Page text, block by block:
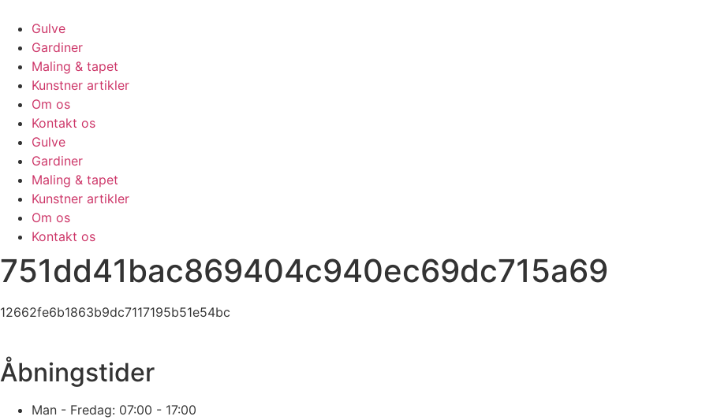
content
Gulve
Gardiner
Maling & tapet
Kunstner artikler
Om os
Kontakt os
Gulve
Gardiner
Maling & tapet
Kunstner artikler
Om os
Kontakt os
751dd41bac869404c940ec69dc715a69
12662fe6b1863b9dc7117195b51e54bc
Åbningstider
Man - Fredag: 07:00 - 17:00